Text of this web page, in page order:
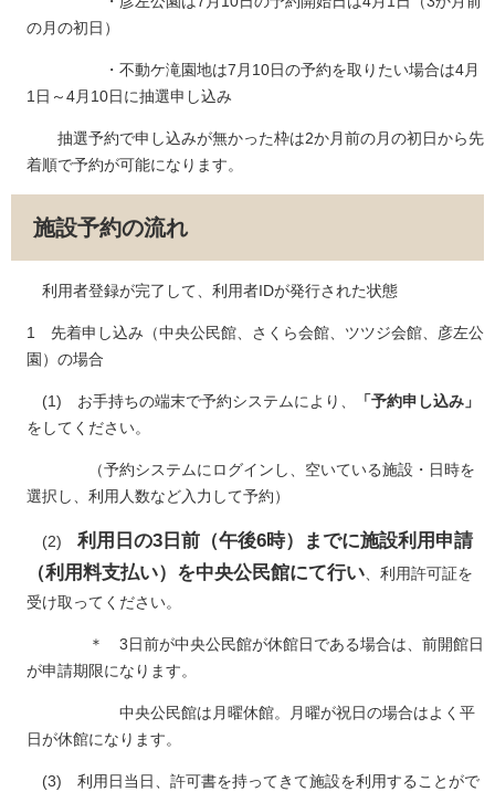
の月の初日）
・不動ケ滝園地は7月10日の予約を取りたい場合は4月
1日～4月10日に抽選申し込み
抽選予約で申し込みが無かった枠は2か月前の月の初日から先
着順で予約が可能になります。
施設予約の流れ
利用者登録が完了して、利用者IDが発行された状態
1 先着申し込み（中央公民館、さくら会館、ツツジ会館、彦左公
園）の場合
(1) お手持ちの端末で予約システムにより、
「予約申し込み」
をしてください。
（予約システムにログインし、空いている施設・日時を
選択し、利用人数など入力して予約）
(2) 利用日の3日前（午後6時）までに施設利用申請
（利用料支払い）を中央公民館にて行い、利用許可証を
受け取ってください。
＊ 3日前が中央公民館が休館日である場合は、前開館日
が申請期限になります。
中央公民館は月曜休館。月曜が祝日の場合はよく平
日が休館になります。
(3) 利用日当日、許可書を持ってきて施設を利用することがで